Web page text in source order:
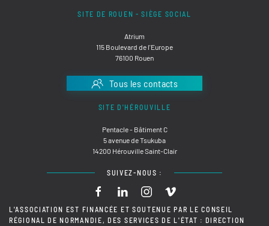
SITE DE ROUEN - SIÈGE SOCIAL
Atrium
115 Boulevard de l'Europe
76100 Rouen
Tous les contacts
SITE D'HÉROUVILLE
Pentacle - Bâtiment C
5 avenue de Tsukuba
14200 Hérouville Saint-Clair
SUIVEZ-NOUS :
L'ASSOCIATION EST FINANCÉE ET SOUTENUE PAR LE CONSEIL
RÉGIONAL DE NORMANDIE, DES SERVICES DE L'ÉTAT : DIRECTION